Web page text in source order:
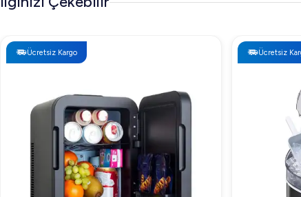
Ücretsiz Kargo Ücretsiz